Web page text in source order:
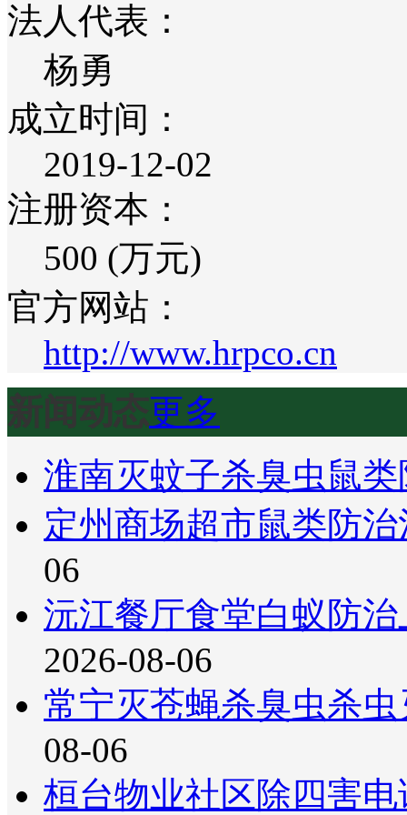
法人代表：
杨勇
成立时间：
2019-12-02
注册资本：
500 (万元)
官方网站：
http://www.hrpco.cn
新闻动态更多
淮南灭蚊子杀臭虫鼠
定州商场超市鼠类防
06
沅江餐厅食堂白蚁防
2026-08-06
常宁灭苍蝇杀臭虫杀
08-06
桓台物业社区除四害